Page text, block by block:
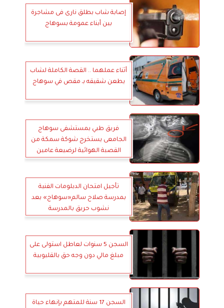
إصابة شاب بطلق نارى فى مشاجرة
بين أبناء عمومة بسوهاج
أثناء عملهما .. القصة الكاملة لشاب
يطعن شقيقه بـ مقص في سوهاج
فريق طبي بمستشفى سوهاج
الجامعى يستخرج شوكة سمكة من
القصبة الهوائية لرضيعة عامين
تأجيل امتحان الدبلومات الفنية
بمدرسة صلاح سالم«سوهاج» بعد
نشوب حريق بالمدرسة
السجن 5 سنوات لعاطل استولى على
مبلغ مالي دون وجه حق بالقليوبية
السجن 17 سنة للمتهم بإنهاء حياة